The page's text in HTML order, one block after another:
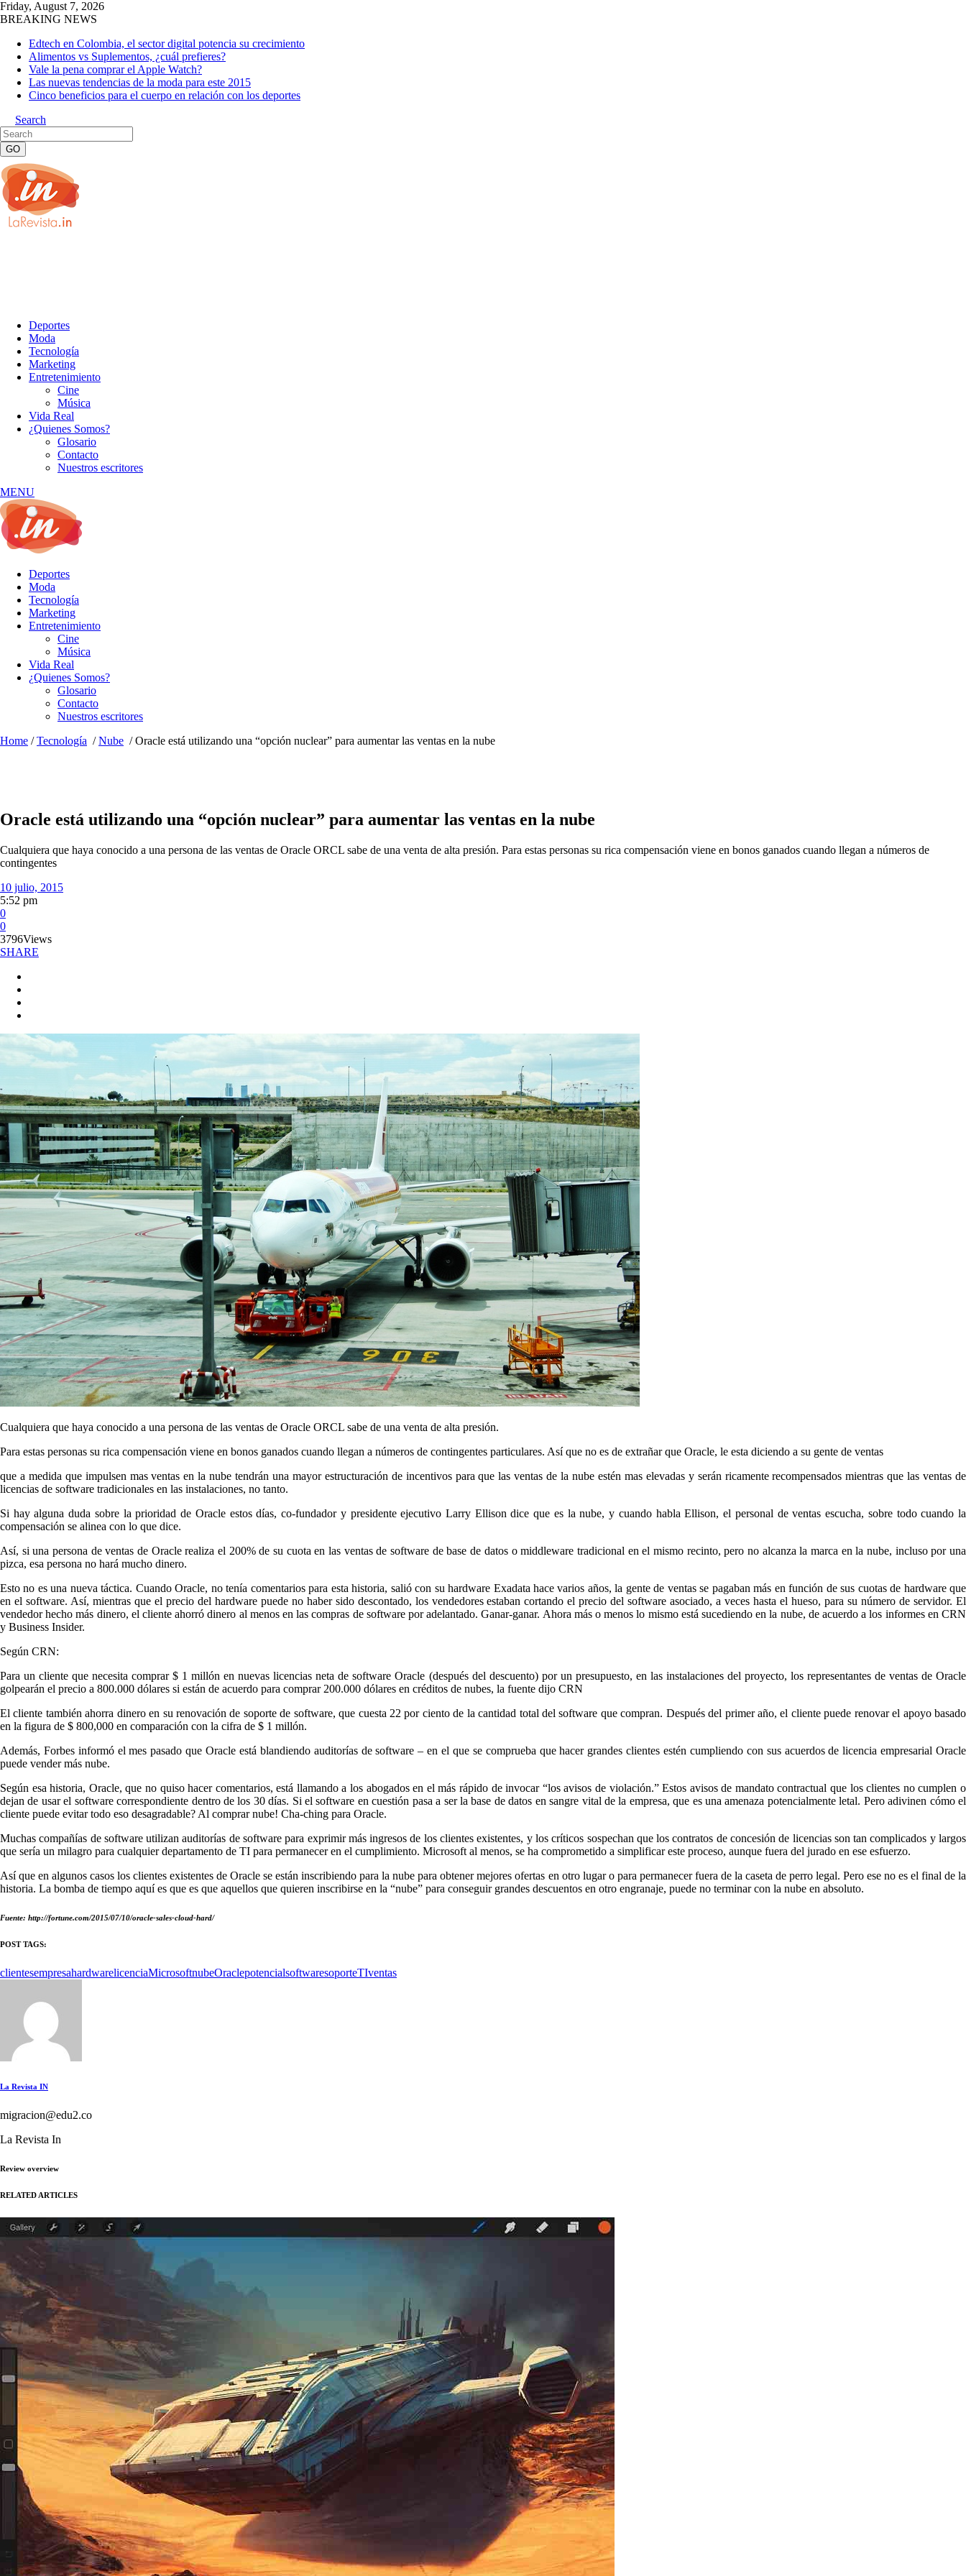
Friday, August 7, 2026
BREAKING NEWS
Edtech en Colombia, el sector digital potencia su crecimiento
Alimentos vs Suplementos, ¿cuál prefieres?
Vale la pena comprar el Apple Watch?
Las nuevas tendencias de la moda para este 2015
Cinco beneficios para el cuerpo en relación con los deportes
Search
Deportes
Moda
Tecnología
Marketing
Entretenimiento
Cine
Música
Vida Real
¿Quienes Somos?
Glosario
Contacto
Nuestros escritores
MENU
Deportes
Moda
Tecnología
Marketing
Entretenimiento
Cine
Música
Vida Real
¿Quienes Somos?
Glosario
Contacto
Nuestros escritores
Home /Tecnología /Nube /Oracle está utilizando una “opción nuclear” para aumentar las ventas en la nube
Oracle está utilizando una “opción nuclear” para aumentar las ventas en la nube
Cualquiera que haya conocido a una persona de las ventas de Oracle ORCL sabe de una venta de alta presión. Para estas personas su rica compensación viene en bonos ganados cuando llegan a números de
contingentes
10 julio, 2015
5:52 pm
0
0
3796Views
SHARE
Cualquiera que haya conocido a una persona de las ventas de Oracle ORCL sabe de una venta de alta presión.
Para estas personas su rica compensación viene en bonos ganados cuando llegan a números de contingentes particulares. Así que no es de extrañar que Oracle, le esta diciendo a su gente de ventas
que a medida que impulsen mas ventas en la nube tendrán una mayor estructuración de incentivos para que las ventas de la nube estén mas elevadas y serán ricamente recompensados mientras que las ventas de
licencias de software tradicionales en las instalaciones, no tanto.
Si hay alguna duda sobre la prioridad de Oracle estos días, co-fundador y presidente ejecutivo Larry Ellison dice que es la nube, y cuando habla Ellison, el personal de ventas escucha, sobre todo cuando la
compensación se alinea con lo que dice.
Así, si una persona de ventas de Oracle realiza el 200% de su cuota en las ventas de software de base de datos o middleware tradicional en el mismo recinto, pero no alcanza la marca en la nube, incluso por una
pizca, esa persona no hará mucho dinero.
Esto no es una nueva táctica. Cuando Oracle, no tenía comentarios para esta historia, salió con su hardware Exadata hace varios años, la gente de ventas se pagaban más en función de sus cuotas de hardware que
en el software. Así, mientras que el precio del hardware puede no haber sido descontado, los vendedores estaban cortando el precio del software asociado, a veces hasta el hueso, para su número de servidor. El
vendedor hecho más dinero, el cliente ahorró dinero al menos en las compras de software por adelantado. Ganar-ganar. Ahora más o menos lo mismo está sucediendo en la nube, de acuerdo a los informes en CRN
y Business Insider.
Según CRN:
Para un cliente que necesita comprar $ 1 millón en nuevas licencias neta de software Oracle (después del descuento) por un presupuesto, en las instalaciones del proyecto, los representantes de ventas de Oracle
golpearán el precio a 800.000 dólares si están de acuerdo para comprar 200.000 dólares en créditos de nubes, la fuente dijo CRN
El cliente también ahorra dinero en su renovación de soporte de software, que cuesta 22 por ciento de la cantidad total del software que compran. Después del primer año, el cliente puede renovar el apoyo basado
en la figura de $ 800,000 en comparación con la cifra de $ 1 millón.
Además, Forbes informó el mes pasado que Oracle está blandiendo auditorías de software – en el que se comprueba que hacer grandes clientes estén cumpliendo con sus acuerdos de licencia empresarial Oracle
puede vender más nube.
Según esa historia, Oracle, que no quiso hacer comentarios, está llamando a los abogados en el más rápido de invocar “los avisos de violación.” Estos avisos de mandato contractual que los clientes no cumplen o
dejan de usar el software correspondiente dentro de los 30 días. Si el software en cuestión pasa a ser la base de datos en sangre vital de la empresa, que es una amenaza potencialmente letal. Pero adivinen cómo el
cliente puede evitar todo eso desagradable? Al comprar nube! Cha-ching para Oracle.
Muchas compañías de software utilizan auditorías de software para exprimir más ingresos de los clientes existentes, y los críticos sospechan que los contratos de concesión de licencias son tan complicados y largos
que sería un milagro para cualquier departamento de TI para permanecer en el cumplimiento. Microsoft al menos, se ha comprometido a simplificar este proceso, aunque fuera del jurado en ese esfuerzo.
Así que en algunos casos los clientes existentes de Oracle se están inscribiendo para la nube para obtener mejores ofertas en otro lugar o para permanecer fuera de la caseta de perro legal. Pero ese no es el final de la
historia. La bomba de tiempo aquí es que es que aquellos que quieren inscribirse en la “nube” para conseguir grandes descuentos en otro engranaje, puede no terminar con la nube en absoluto.
Fuente: http://fortune.com/2015/07/10/oracle-sales-cloud-hard/
POST TAGS:
clientesempresahardwarelicenciaMicrosoftnubeOraclepotencialsoftwaresoporteTIventas
La Revista IN
migracion@edu2.co
La Revista In
Review overview
RELATED ARTICLES